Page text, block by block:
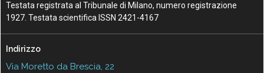
Testata registrata al Tribunale di Milano, numero registrazione
1927. Testata scientifica ISSN 2421-4167
Indirizzo
Via Moretto da Brescia, 22